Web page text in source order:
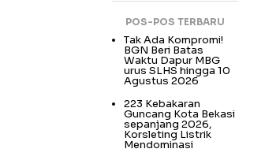
POS-POS TERBARU
Tak Ada Kompromi!
BGN Beri Batas
Waktu Dapur MBG
urus SLHS hingga 10
Agustus 2026
223 Kebakaran
Guncang Kota Bekasi
sepanjang 2026,
Korsleting Listrik
Mendominasi